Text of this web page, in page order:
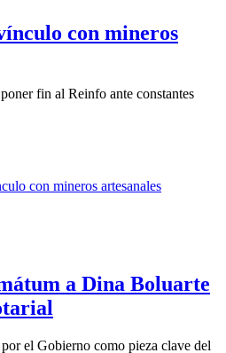
con mineros
fin al Reinfo ante constantes
a Dina Boluarte
el Gobierno como pieza clave del